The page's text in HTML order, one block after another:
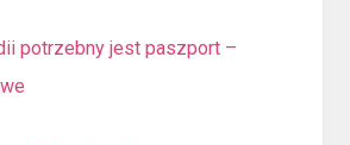
potrzebny jest paszport –